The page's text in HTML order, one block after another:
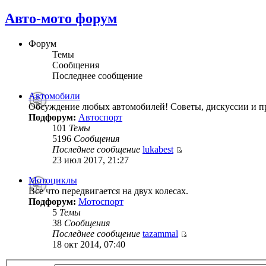
Авто-мото форум
Форум
Темы
Сообщения
Последнее сообщение
Автомобили
Обсуждение любых автомобилей! Советы, дискуссии и
Подфорум: Автоспорт
101 Темы
5196 Сообщения
Последнее сообщение lukabest
23 июл 2017, 21:27
Мотоциклы
Все что передвигается на двух колесах.
Подфорум: Мотоспорт
5 Темы
38 Сообщения
Последнее сообщение tazammal
18 окт 2014, 07:40